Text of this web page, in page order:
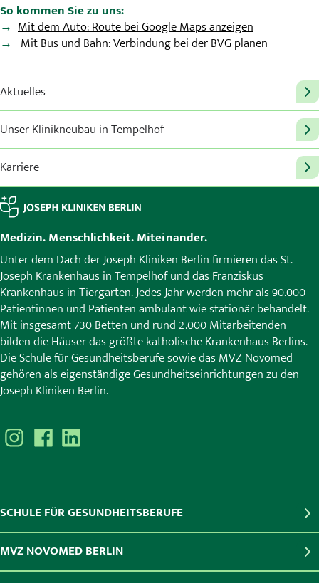
So kommen Sie zu uns:
Mit dem Auto: Route bei Google Maps anzeigen
Mit Bus und Bahn: Verbindung bei der BVG planen
Aktuelles
Unser Klinikneubau in Tempelhof
Karriere
Medizin. Menschlichkeit. Miteinander.
Unter dem Dach der Joseph Kliniken Berlin firmieren das St.
Joseph Krankenhaus in Tempelhof und das Franziskus
Krankenhaus in Tiergarten. Jedes Jahr werden mehr als 90.000
Patientinnen und Patienten ambulant wie stationär behandelt.
Mit insgesamt 730 Betten und rund 2.000 Mitarbeitenden
bilden die Häuser das größte katholische Krankenhaus Berlins.
Die Schule für Gesundheitsberufe sowie das MVZ Novomed
gehören als eigenständige Gesundheitseinrichtungen zu den
Joseph Kliniken Berlin.
SCHULE FÜR GESUNDHEITSBERUFE
MVZ NOVOMED BERLIN